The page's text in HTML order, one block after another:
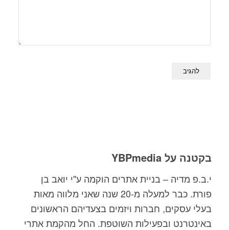
בקטנה על YBPmedia
י.ב.פ מדיה – בניית אתרים הוקמה ע"י יואב בן
פורת. כבר למעלה מ-20 שנה שאני מלווה מאות
בעלי עסקים, חברות ויזמים בצעדיהם הראשונים
באינטרנט ובפעילות השוטפת. החל מהקמת אתרי